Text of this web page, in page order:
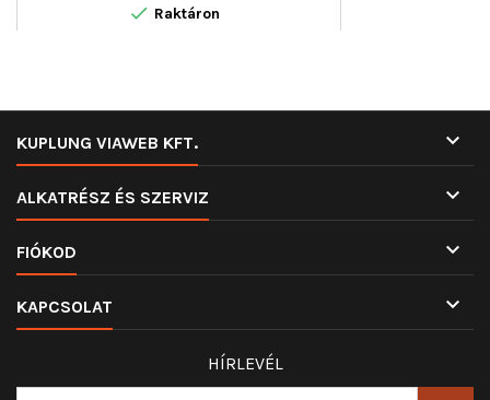
 Raktáron
KUPLUNG VIAWEB KFT. 
ALKATRÉSZ ÉS SZERVIZ 
FIÓKOD 
KAPCSOLAT 
HÍRLEVÉL